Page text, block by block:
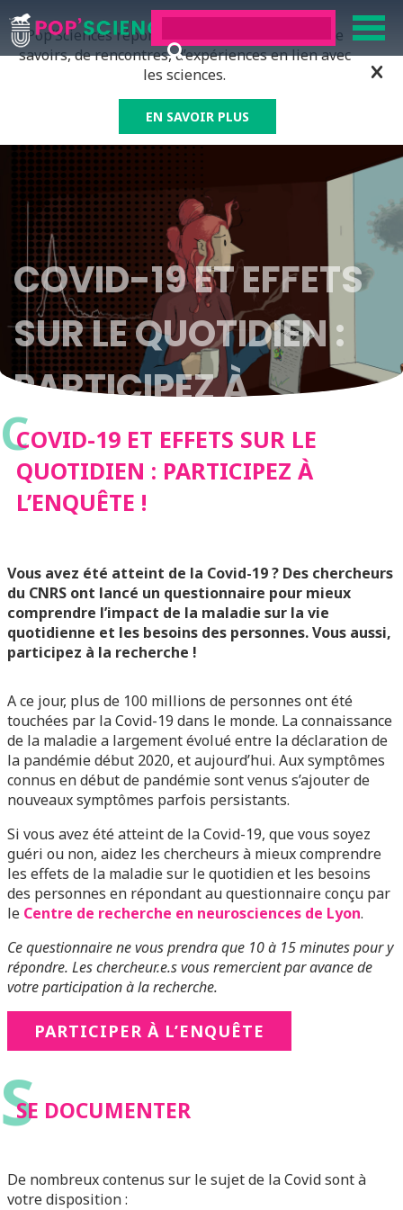
Pop’Sciences répond à tous ceux qui ont soif de
savoirs, de rencontres, d’expériences en lien avec
les sciences.
EN SAVOIR PLUS
COVID-19 ET EFFETS
SUR LE QUOTIDIEN :
PARTICIPEZ À
L’ENQUÊTE !
CCOVID-19 ET EFFETS SUR LE
QUOTIDIEN : PARTICIPEZ À
L’ENQUÊTE !
Vous avez été atteint de la Covid-19 ? Des chercheurs
du CNRS ont lancé un questionnaire pour mieux
comprendre l’impact de la maladie sur la vie
quotidienne et les besoins des personnes. Vous aussi,
participez à la recherche !
A ce jour, plus de 100 millions de personnes ont été
touchées par la Covid-19 dans le monde. La connaissance
de la maladie a largement évolué entre la déclaration de
la pandémie début 2020, et aujourd’hui. Aux symptômes
connus en début de pandémie sont venus s’ajouter de
nouveaux symptômes parfois persistants.
Si vous avez été atteint de la Covid-19, que vous soyez
guéri ou non, aidez les chercheurs à mieux comprendre
les effets de la maladie sur le quotidien et les besoins
des personnes en répondant au questionnaire conçu par
le Centre de recherche en neurosciences de Lyon.
Ce questionnaire ne vous prendra que 10 à 15 minutes pour y
répondre. Les chercheur.e.s vous remercient par avance de
votre participation à la recherche.
PARTICIPER À L’ENQUÊTE
S
SE DOCUMENTER
De nombreux contenus sur le sujet de la Covid sont à
votre disposition :